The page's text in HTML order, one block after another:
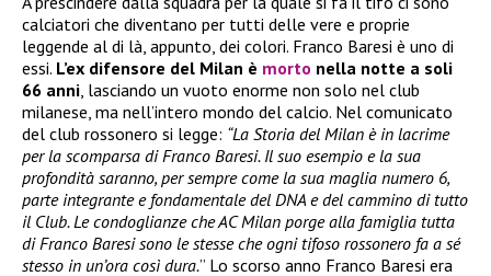
calciatori che diventano per tutti delle vere e proprie
leggende al di là, appunto, dei colori. Franco Baresi è uno di
essi. L’ex difensore del Milan è morto nella notte a soli
66 anni, lasciando un vuoto enorme non solo nel club
milanese, ma nell’intero mondo del calcio. Nel comunicato
del club rossonero si legge: “La Storia del Milan è in lacrime
per la scomparsa di Franco Baresi. Il suo esempio e la sua
profondità saranno, per sempre come la sua maglia numero 6,
parte integrante e fondamentale del DNA e del cammino di tutto
il Club. Le condoglianze che AC Milan porge alla famiglia tutta
di Franco Baresi sono le stesse che ogni tifoso rossonero fa a sé
stesso in un’ora così dura.” Lo scorso anno Franco Baresi era